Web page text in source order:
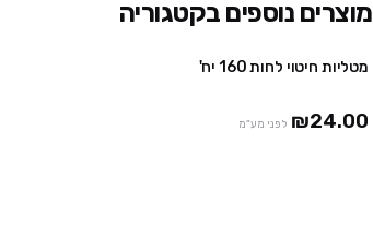
מוצרים נוספים בקטגוריה
מטליות חיטוי לחות 160 יח'
₪24.00 לפני מע"מ